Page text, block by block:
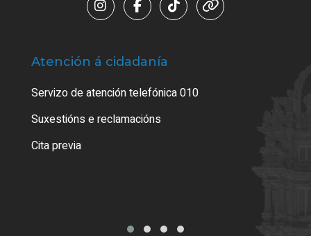
Atención á cidadanía
Servizo de atención telefónica 010
Suxestións e reclamacións
Cita previa